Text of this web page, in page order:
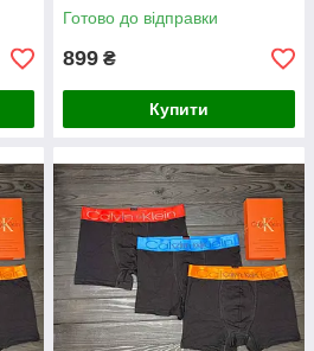
Готово до відправки
899 ₴
Купити